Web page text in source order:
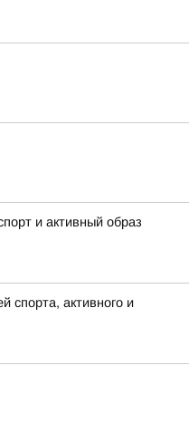
и активный образ
спорта, активного и